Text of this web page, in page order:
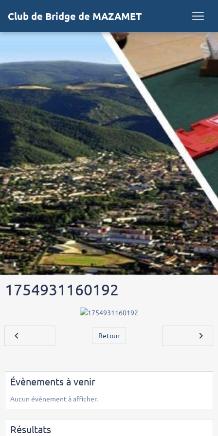
Club de Bridge de MAZAMET
1754931160192
Retour
Évènements à venir
Aucun évènement à afficher.
Résultats